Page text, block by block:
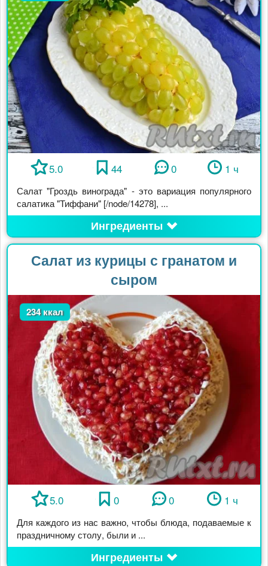
5.0 44 0 1 ч
Салат "Гроздь винограда" - это вариация популярного
салатика "Тиффани" [/node/14278], ...
Ингредиенты
Салат из курицы с гранатом и
сыром
234 ккал
5.0 0 0 1 ч
Для каждого из нас важно, чтобы блюда, подаваемые к
праздничному столу, были и ...
Ингредиенты